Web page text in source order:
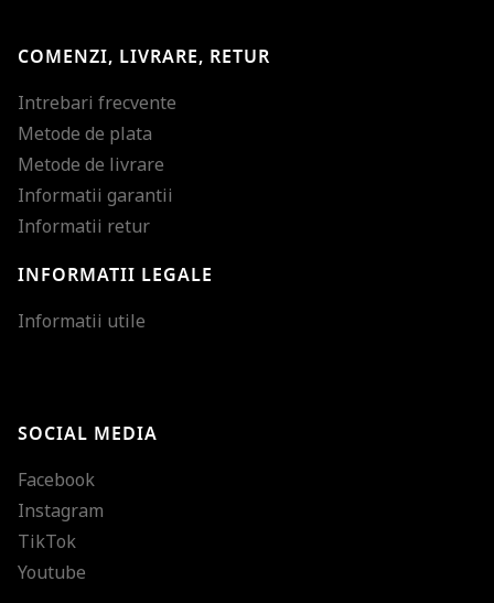
COMENZI, LIVRARE, RETUR
Intrebari frecvente
Metode de plata
Metode de livrare
Informatii garantii
Informatii retur
INFORMATII LEGALE
Informatii utile
SOCIAL MEDIA
Facebook
Instagram
TikTok
Youtube